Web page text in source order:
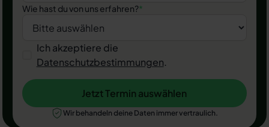
Wie hast du von uns erfahren?*
Ich akzeptiere die
Datenschutzbestimmungen.
Jetzt Termin auswählen
Jetzt Termin auswählen
Wir behandeln deine Daten immer vertraulich.